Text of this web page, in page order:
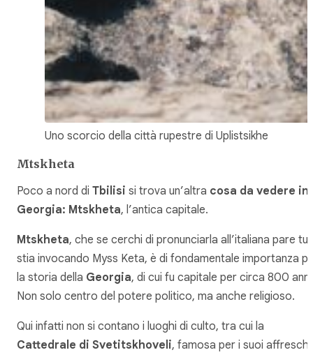
Uno scorcio della città rupestre di Uplistsikhe
Mtskheta
Poco a nord di Tbilisi si trova un’altra cosa da vedere in
Georgia: Mtskheta, l’antica capitale.
Mtskheta, che se cerchi di pronunciarla all’italiana pare tu
stia invocando Myss Keta, è di fondamentale importanza
la storia della Georgia, di cui fu capitale per circa 800
Non solo centro del potere politico, ma anche religioso.
Qui infatti non si contano i luoghi di culto, tra cui la
Cattedrale di Svetitskhoveli, famosa per i suoi affreschi